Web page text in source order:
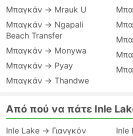
Μπαγκάν → Mrauk U
Μπαγκάν → Ngapali
Beach Transfer
Μπαγκάν → Monywa
Μπαγκάν → Pyay
Μπαγκάν → Thandwe
Από πού να πάτε Inle
Inle Lake → Γιανγκόν
Inle